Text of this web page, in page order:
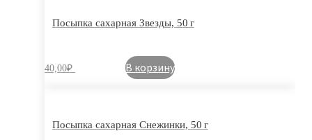
Посыпка сахарная Звезды, 50 г
40,00₽ В корзину
Посыпка сахарная Снежинки, 50 г